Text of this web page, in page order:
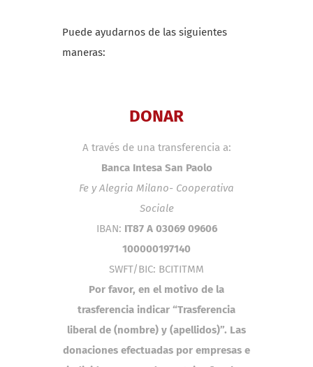
Puede ayudarnos de las siguientes
maneras:
DONAR
A través de una transferencia a:
Banca Intesa San Paolo
Fe y Alegria Milano- Cooperativa
Sociale
IBAN: IT87 A 03069 09606
100000197140
SWFT/BIC: BCITITMM
Por favor, en el motivo de la
trasferencia indicar “Trasferencia
liberal de (nombre) y (apellidos)”. Las
donaciones efectuadas por empresas e